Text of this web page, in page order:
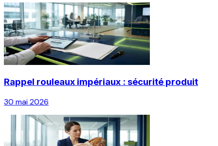
Rappel rouleaux impériaux : sécurité produit
30 mai 2026